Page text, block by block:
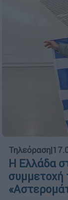
Τηλεόραση|
Η Ελλάδα
συμμετοχή